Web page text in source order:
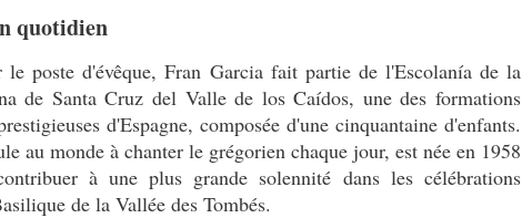
quotidien
le poste d'évêque, Fran Garcia fait partie de l'Escolanía de la
de Santa Cruz del Valle de los Caídos, une des formations
d'Espagne, composée d'une cinquantaine d'enfants.
au monde à chanter le grégorien chaque jour, est née en 1958
à une plus grande solennité dans les célébrations
de la Vallée des Tombés.